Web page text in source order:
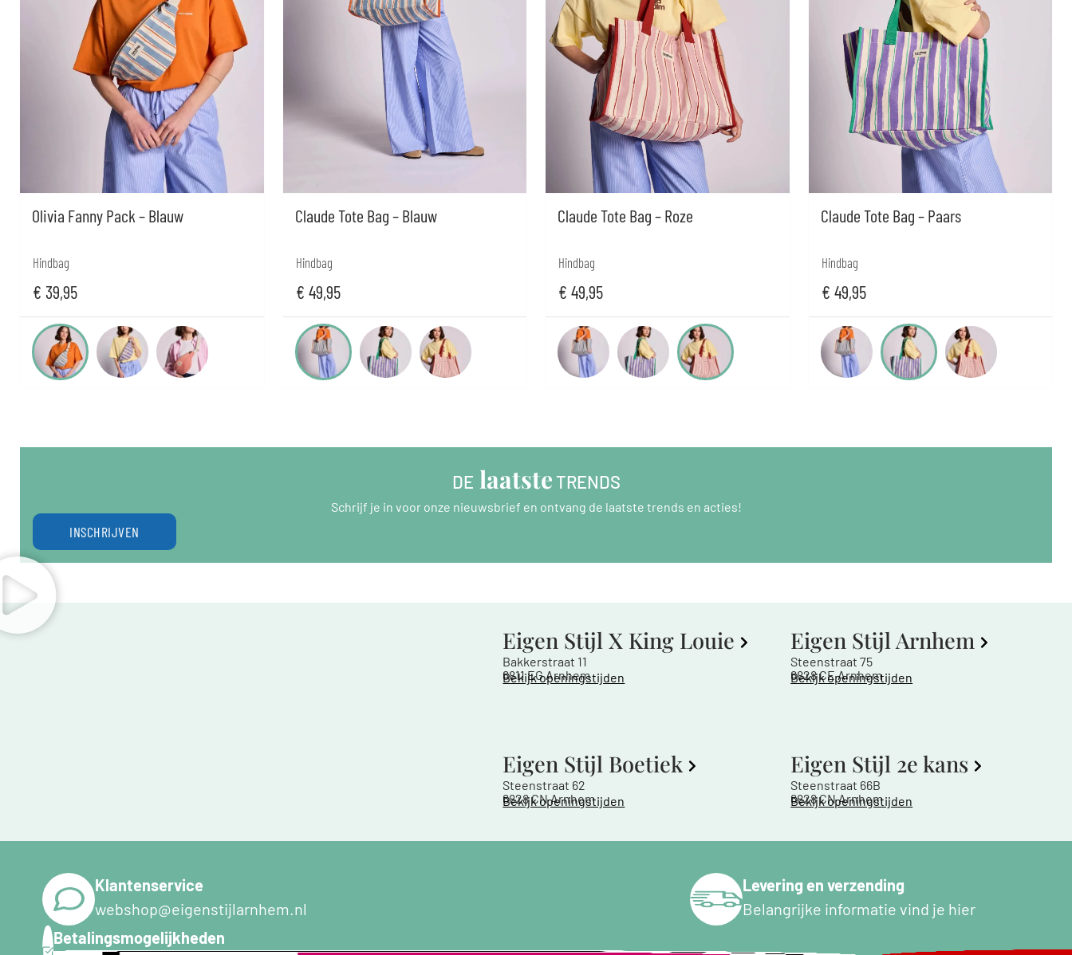
Olivia Fanny Pack – Blauw
Hindbag
€ 39,95
Claude Tote Bag – Blauw
Hindbag
€ 49,95
Claude Tote Bag – Roze
Hindbag
€ 49,95
Claude Tote Bag – Paars
Hindbag
€ 49,95
DE laatste TRENDS
Schrijf je in voor onze nieuwsbrief en ontvang de laatste trends en acties!
INSCHRIJVEN
Eigen Stijl X King Louie
Bakkerstraat 11
6811 EG Arnhem
Bekijk openingstijden
Eigen Stijl Arnhem
Steenstraat 75
6828 CE Arnhem
Bekijk openingstijden
Eigen Stijl Boetiek
Steenstraat 62
6828 CN Arnhem
Bekijk openingstijden
Eigen Stijl 2e kans
Steenstraat 66B
6828 CN Arnhem
Bekijk openingstijden
Klantenservice
webshop@eigenstijlarnhem.nl
Levering en verzending
Belangrijke informatie vind je hier
Betalingsmogelijkheden